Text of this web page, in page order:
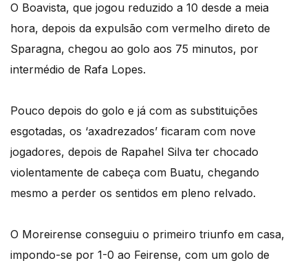
O Boavista, que jogou reduzido a 10 desde a meia
hora, depois da expulsão com vermelho direto de
Sparagna, chegou ao golo aos 75 minutos, por
intermédio de Rafa Lopes.
Pouco depois do golo e já com as substituições
esgotadas, os ‘axadrezados’ ficaram com nove
jogadores, depois de Rapahel Silva ter chocado
violentamente de cabeça com Buatu, chegando
mesmo a perder os sentidos em pleno relvado.
O Moreirense conseguiu o primeiro triunfo em casa,
impondo-se por 1-0 ao Feirense, com um golo de